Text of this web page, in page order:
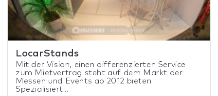
LocarStands
Mit der Vision, einen differenzierten Service
zum Mietvertrag steht auf dem Markt der
Messen und Events ab 2012 bieten.
Spezialisiert...